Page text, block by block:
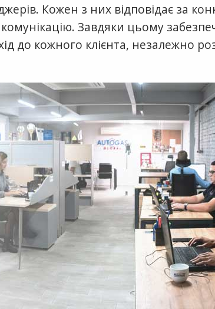
Кожен з них відповідає за
Завдяки цьому
до кожного клієнта, незалежно